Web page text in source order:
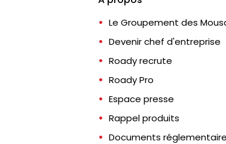
Le Groupement des
Devenir chef d'entreprise
Roady recrute
Roady Pro
Espace presse
Rappel produits
Documents